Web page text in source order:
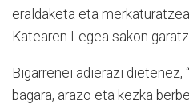
eraldaketa eta
Katearen Legea sakon
Bigarrenei adierazi dietenez,
bagara, arazo eta kezka